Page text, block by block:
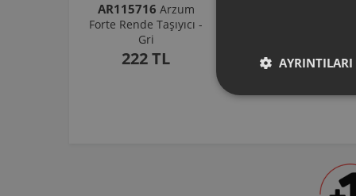
AR115716 Arzum
Forte Rende Taşıyıcı -
Gri
222 TL
1.037 TL
AYRINTILARI